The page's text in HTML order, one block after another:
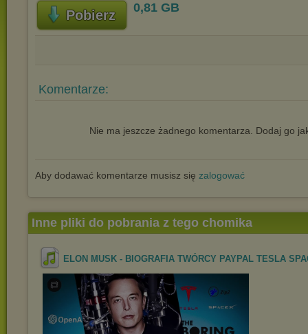
Pobierz 0,81 GB
Komentarze:
Nie ma jeszcze żadnego komentarza. Dodaj go
Aby dodawać komentarze musisz się zalogować
Inne pliki do pobrania z tego chomika
ELON MUSK - BIOGRAFIA TWÓRCY PAYPAL TESLA